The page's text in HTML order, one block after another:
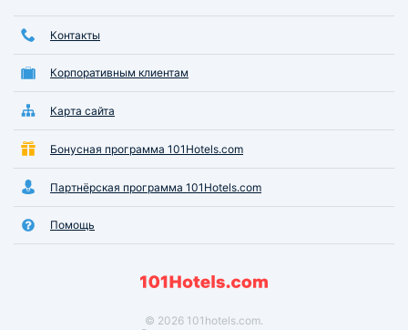
Контакты
Корпоративным клиентам
Карта сайта
Бонусная программа 101Hotels.com
Партнёрская программа 101Hotels.com
Помощь
© 2026 101hotels.com.